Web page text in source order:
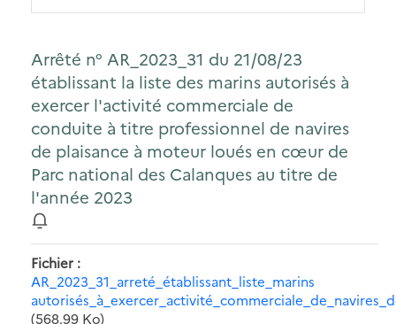
Arrêté n° AR_2023_31 du 21/08/23
établissant la liste des marins autorisés à
exercer l'activité commerciale de
conduite à titre professionnel de navires
de plaisance à moteur loués en cœur de
Parc national des Calanques au titre de
l'année 2023
Fichier
AR_2023_31_arreté_établissant_liste_marins
(568.99 Ko)